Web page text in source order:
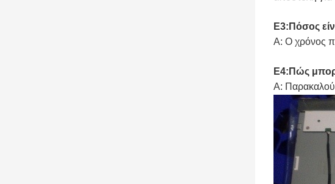
Ε3:Πόσος
Α: Ο χρόνος
Ε4:Πώς
Α: